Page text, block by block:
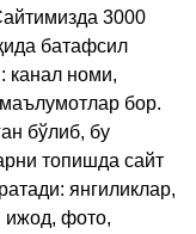
3000
батафсил
канал номи,
бор.
бўлиб, бу
топишда сайт
янгиликлар,
ижод, фото,